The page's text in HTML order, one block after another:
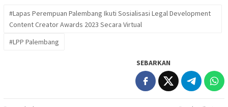
#Lapas Perempuan Palembang Ikuti Sosialisasi Legal Development
Content Creator Awards 2023 Secara Virtual
#LPP Palembang
SEBARKAN